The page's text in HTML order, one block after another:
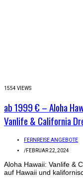
1554 VIEWS
ab 1999 € – Aloha
Vanlife & California
FERNREISE ANGEBOTE
/FEBRUAR 22, 2024
Aloha Hawaii: Vanlife &
auf Hawaii und